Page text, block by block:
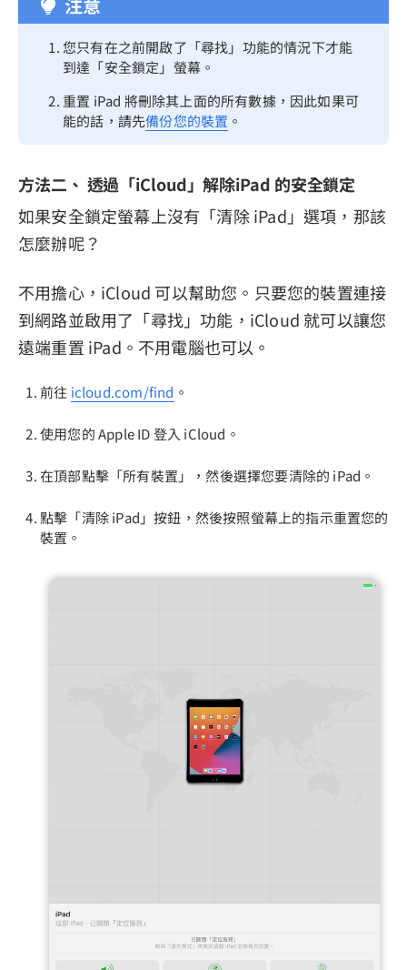
注意
您只有在之前開啟了「尋找」功能的情況下才能
到達「安全鎖定」螢幕。
重置 iPad 將刪除其上面的所有數據，因此如果可
能的話，請先備份您的裝置 。
方法二、 透過「iCloud」解除iPad 的安全鎖定
如果安全鎖定螢幕上沒有「清除 iPad」選項，那該
怎麼辦呢？
不用擔心，iCloud 可以幫助您。只要您的裝置連接
到網路並啟用了「尋找」功能，iCloud 就可以讓您
遠端重置 iPad。不用電腦也可以。
前往 icloud.com/find 。
使用您的 Apple ID 登入 iCloud。
在頂部點擊「所有裝置」，然後選擇您要清除的 iPad。
點擊「清除 iPad」按鈕，然後按照螢幕上的指示重置您的
裝置。